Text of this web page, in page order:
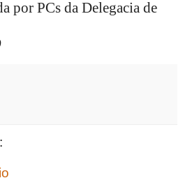
por PCs da Delegacia de